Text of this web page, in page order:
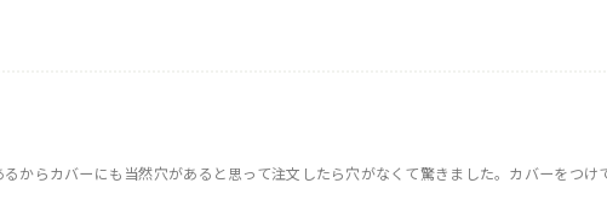
からカバーにも当然穴があると思って注文したら穴がなくて驚きました。カバーをつけ